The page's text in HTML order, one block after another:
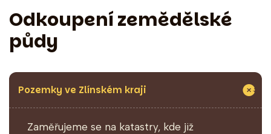
Odkoupení zemědělské
půdy
Pozemky ve Zlínském kraji
Zaměřujeme se na katastry, kde již